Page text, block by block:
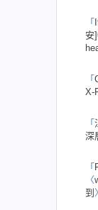
「
安
「
X-
「
深
「
〈
到